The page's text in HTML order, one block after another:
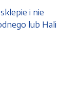
i nie
lub Hali